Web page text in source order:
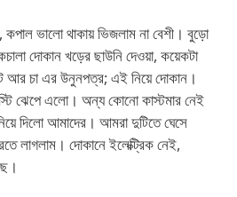
কপাল ভালো থাকায় ভিজলাম না বেশী। বুড়ো
দোকান খড়ের ছাউনি দেওয়া, কয়েকটা
আর চা এর উনুনপত্র; এই নিয়ে দোকান।
ঝেপে এলো। অন্য কোনো কাস্টমার নেই
দিলো আমাদের। আমরা দুটিতে ঘেসে
লাগলাম। দোকানে ইলেক্ট্রিক নেই,